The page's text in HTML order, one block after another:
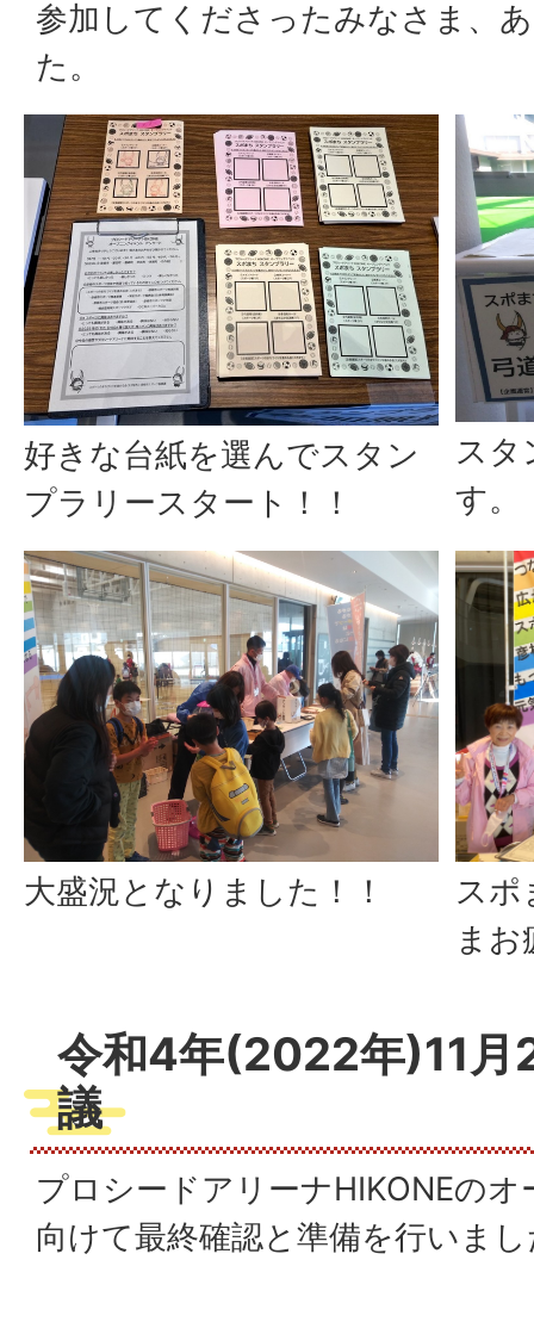
参加してくださったみなさま、
た。
好きな台紙を選んでスタン
プラリースタート！！
スタ
す。
大盛況となりました！！
スポ
ま
令和4年(2022年)11月
議
プロシードアリーナHIKONEの
向けて最終確認と準備を行いま